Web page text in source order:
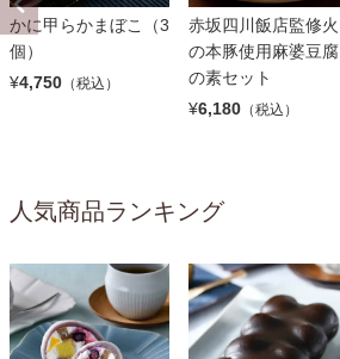
かに甲らかまぼこ（3
個）
¥4,750 （税込）
赤坂四川飯店監修火
の本豚使用麻婆豆腐
の素セット
¥6,180 （税込）
人気商品ランキング